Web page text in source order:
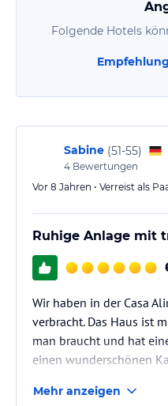
Folgende Hotels
Sabine (51-55)
4 Bewertungen
Vor 8 Jahren • Verreist als
Ruhige Anlage mit
Wir haben in der Casa
verbracht. Das Haus ist
man braucht und hat
einen wunderschönen
sollte sich bloß darüber
Mehr anzeigen